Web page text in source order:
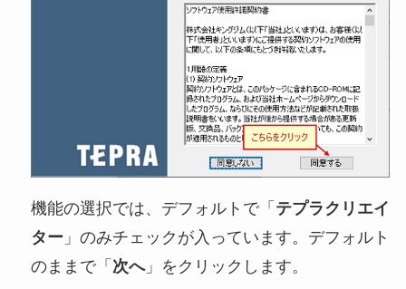
機能の選択では、デフォルトで「 テプラクリエイ
ター 」のみチェックが入っています。デフォルト
のままで「 次へ」をクリックします。